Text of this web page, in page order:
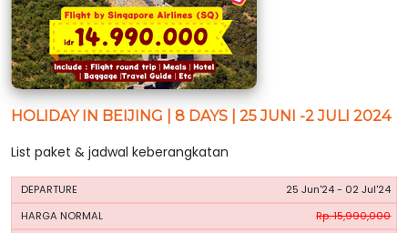
HOLIDAY IN BEIJING | 8 DAYS | 25 JUNI -2 JULI 2024
List paket & jadwal keberangkatan
PERIODE
HARGA
25 Jun'24 - 02 Jul'24
Rp. 15,990,000